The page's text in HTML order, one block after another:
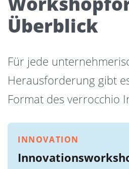
Überblick
Für jede
Herausforderung gibt
Format des verrocchio
INNOVATION